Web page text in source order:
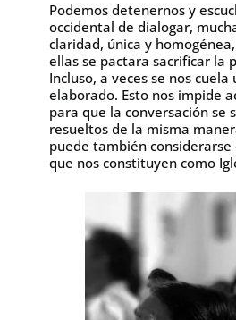
Podemos detenernos y
occidental de dialogar,
claridad, única y
ellas se pactara sacrificar la
Incluso, a veces se nos
elaborado. Esto nos impide
para que la conversación se
resueltos de la misma
puede también
que nos constituyen como